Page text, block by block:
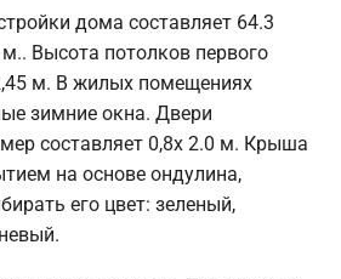
дома составляет 64.3
Высота потолков первого
м. В жилых помещениях
зимние окна. Двери
составляет 0,8x 2.0 м. Крыша
на основе ондулина,
его цвет: зеленый,